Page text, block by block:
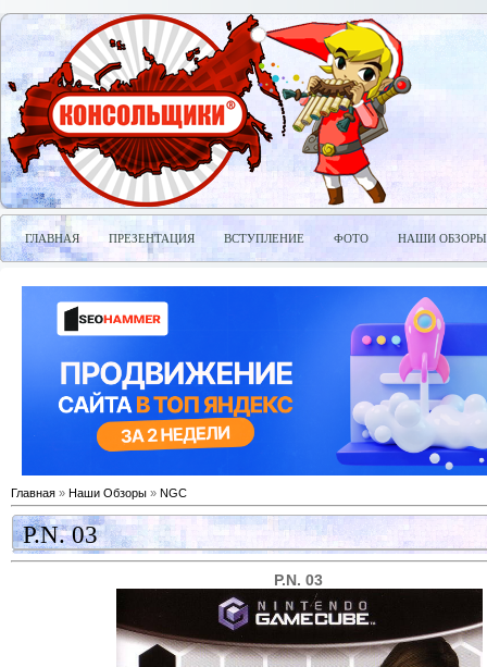
ГЛАВНАЯ ПРЕЗЕНТАЦИЯ ВСТУПЛЕНИЕ ФОТО НАШИ ОБЗОРЫ
Главная » Наши Обзоры » NGC
P.N. 03
P.N. 03